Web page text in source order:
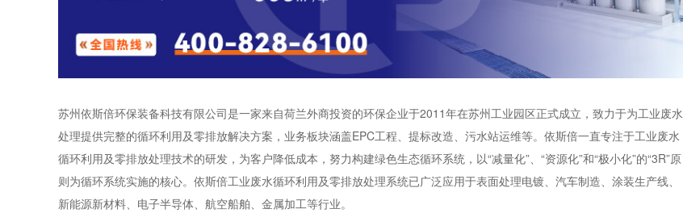
苏州依斯倍环保装备科技有限公司是一家来自荷兰外商投资的环保企业于2011年在苏州工业园区正式成立，致力于为工业废水
处理提供完整的循环利用及零排放解决方案，业务板块涵盖EPC工程、提标改造、污水站运维等。依斯倍一直专注于工业废水
循环利用及零排放处理技术的研发，为客户降低成本，努力构建绿色生态循环系统，以“减量化”、“资源化”和“极小化”的“3R”原
则为循环系统实施的核心。依斯倍工业废水循环利用及零排放处理系统已广泛应用于表面处理电镀、汽车制造、涂装生产线、
新能源新材料、电子半导体、航空船舶、金属加工等行业。